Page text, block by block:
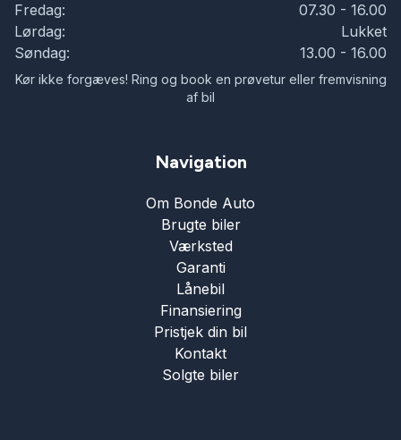
Fredag:
07.30 - 16.00
Lørdag:
Lukket
Søndag:
13.00 - 16.00
Kør ikke forgæves! Ring og book en prøvetur eller fremvisning
af bil
Navigation
Om Bonde Auto
Brugte biler
Værksted
Garanti
Lånebil
Finansiering
Pristjek din bil
Kontakt
Solgte biler